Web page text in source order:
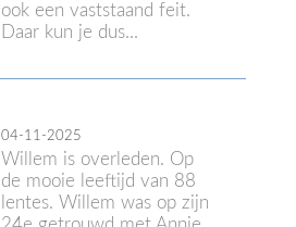
ook een vaststaand feit.
Daar kun je dus...
04-11-2025
Willem is overleden. Op
de mooie leeftijd van 88
lentes. Willem was op zijn